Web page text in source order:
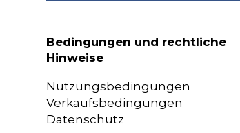
Bedingungen und rechtliche
Hinweise
Nutzungsbedingungen
Verkaufsbedingungen
Datenschutz